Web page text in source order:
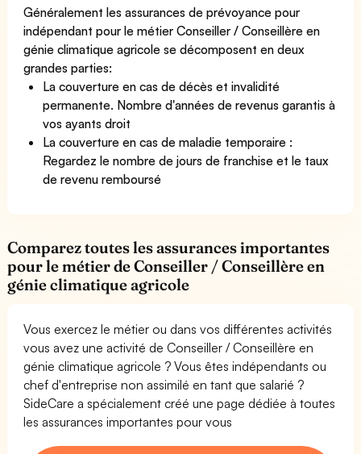
Généralement les assurances de prévoyance pour
indépendant pour le métier Conseiller / Conseillère en
génie climatique agricole se décomposent en deux
grandes parties:
La couverture en cas de décès et invalidité
permanente. Nombre d'années de revenus garantis à
vos ayants droit
La couverture en cas de maladie temporaire :
Regardez le nombre de jours de franchise et le taux
de revenu remboursé
Comparez toutes les assurances importantes
pour le métier de Conseiller / Conseillère en
génie climatique agricole
Vous exercez le métier ou dans vos différentes activités
vous avez une activité de Conseiller / Conseillère en
génie climatique agricole ? Vous êtes indépendants ou
chef d'entreprise non assimilé en tant que salarié ?
SideCare a spécialement créé une page dédiée à toutes
les assurances importantes pour vous